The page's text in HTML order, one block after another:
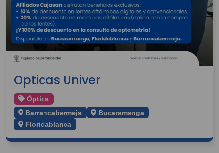
Opticas Univer
Óptica
Barrancabermeja
Bucaramanga
Floridablanca